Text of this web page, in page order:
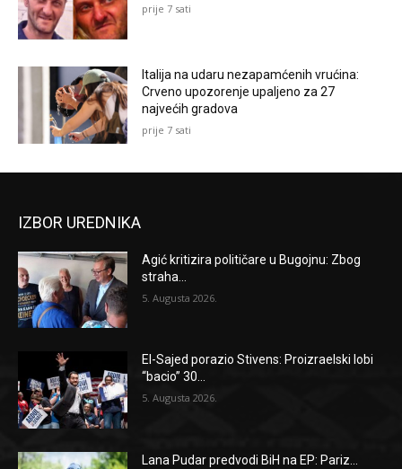
prije 7 sati
Italija na udaru nezapamćenih vrućina:
Crveno upozorenje upaljeno za 27
najvećih gradova
prije 7 sati
IZBOR UREDNIKA
Agić kritizira političare u Bugojnu: Zbog
straha...
5. Augusta 2026.
El-Sajed porazio Stivens: Proizraelski lobi
“bacio” 30...
5. Augusta 2026.
Lana Pudar predvodi BiH na EP: Pariz...